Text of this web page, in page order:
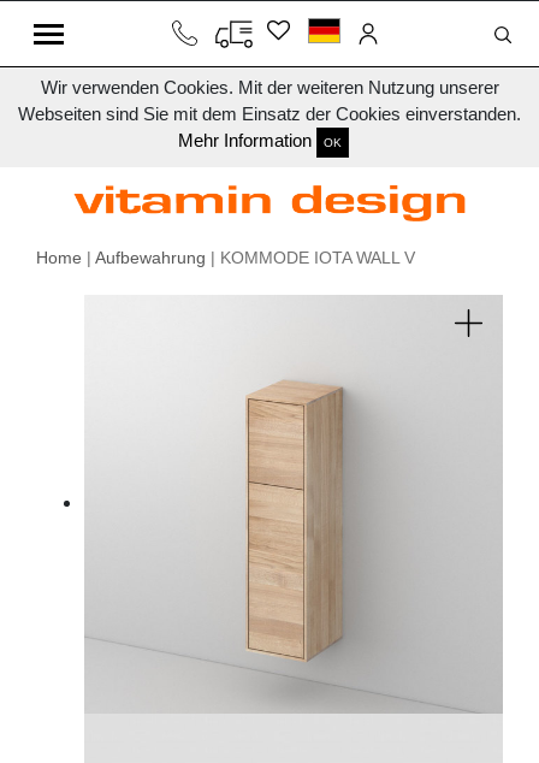
Wir verwenden Cookies. Mit der weiteren Nutzung unserer
Webseiten sind Sie mit dem Einsatz der Cookies einverstanden.
Mehr Information
OK
Home | Aufbewahrung | KOMMODE IOTA WALL V